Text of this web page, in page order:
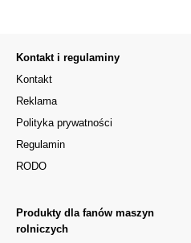
Kontakt i regulaminy
Kontakt
Reklama
Polityka prywatności
Regulamin
RODO
Produkty dla fanów maszyn
rolniczych